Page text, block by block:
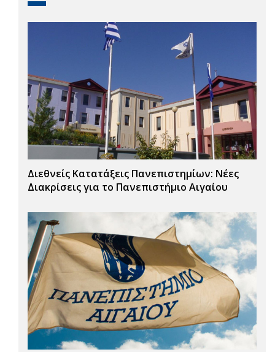
Διεθνείς Κατατάξεις Πανεπιστημίων: Νέες
Διακρίσεις για το Πανεπιστήμιο Αιγαίου